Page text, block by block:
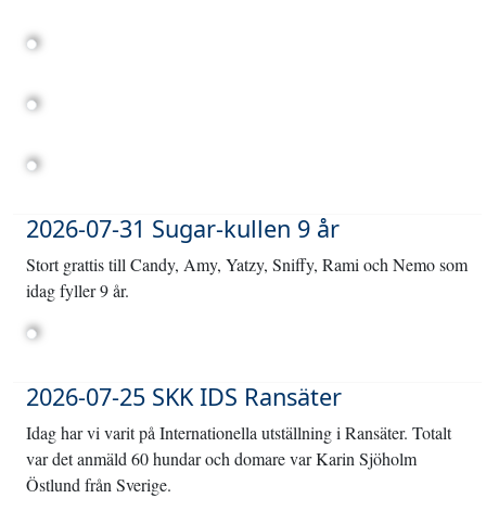
2026-07-31 Sugar-kullen 9 år
Stort grattis till Candy, Amy, Yatzy, Sniffy, Rami och Nemo som
idag fyller 9 år.
2026-07-25 SKK IDS Ransäter
Idag har vi varit på Internationella utställning i Ransäter. Totalt
var det anmäld 60 hundar och domare var Karin Sjöholm
Östlund från Sverige.